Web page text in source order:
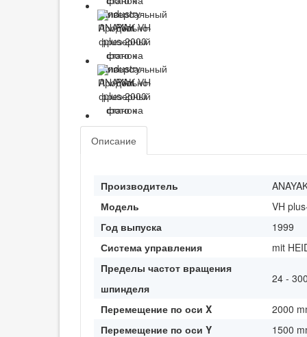
Описание
Производитель
Модель
VH
Год выпуска
1999
Система управления
mit
Пределы частот вращения
шпинделя
24 -
Перемещение по оси X
2000
Перемещение по оси Y
1500